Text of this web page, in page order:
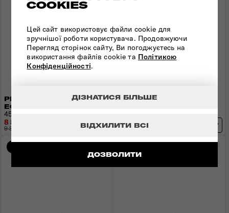
COOKIES
Цей сайт використовує файли cookie для
зручнішої роботи користувача. Продовжуючи
Перегляд сторінок сайту, Ви погоджуєтесь на
використання файлів cookie та Політикою
Конфіденційності.
ДОЗВОЛИТИ
ВІДХИЛИТИ ВСІ
ДІЗНАТИСЯ БІЛЬШЕ
РЮКЗАК 15.6"
ECODIVER
45x32x20 см | 0,9 кг | 19 л
8 838 грн
9 820 грн
ГАМАНЕЦЬ ECODIVER
3 258 грн
3 620 грн
Порівняти